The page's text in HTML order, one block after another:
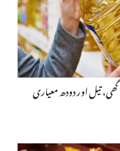
تیل اور دودھ معیاری